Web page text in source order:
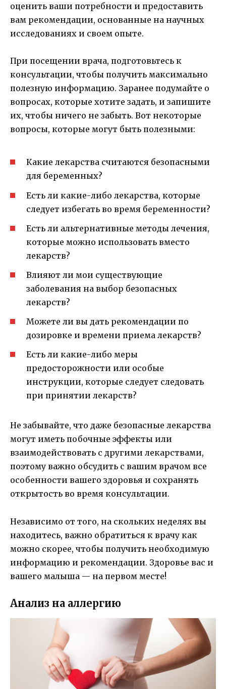
оценить ваши потребности и предоставить
вам рекомендации, основанные на научных
исследованиях и своем опыте.
При посещении врача, подготовьтесь к
консультации, чтобы получить максимально
полезную информацию. Заранее подумайте о
вопросах, которые хотите задать, и запишите
их, чтобы ничего не забыть. Вот некоторые
вопросы, которые могут быть полезными:
Какие лекарства считаются безопасными
для беременных?
Есть ли какие-либо лекарства, которые
следует избегать во время беременности?
Есть ли альтернативные методы лечения,
которые можно использовать вместо
лекарств?
Влияют ли мои существующие
заболевания на выбор безопасных
лекарств?
Можете ли вы дать рекомендации по
дозировке и времени приема лекарств?
Есть ли какие-либо меры
предосторожности или особые
инструкции, которые следует следовать
при принятии лекарств?
Не забывайте, что даже безопасные лекарства
могут иметь побочные эффекты или
взаимодействовать с другими лекарствами,
поэтому важно обсудить с вашим врачом все
особенности вашего здоровья и сохранять
открытость во время консультации.
Независимо от того, на скольких неделях вы
находитесь, важно обратиться к врачу как
можно скорее, чтобы получить необходимую
информацию и рекомендации. Здоровье вас и
вашего малыша — на первом месте!
Анализ на аллергию